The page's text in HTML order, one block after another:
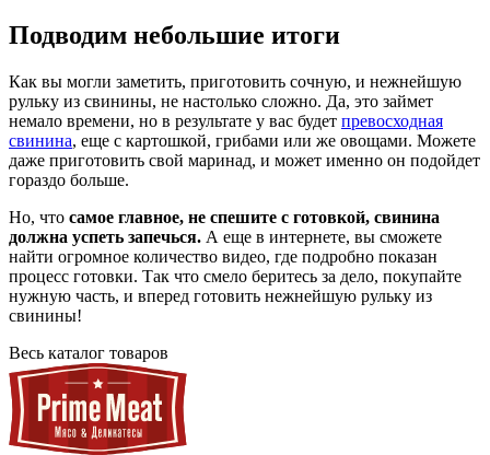
Подводим небольшие итоги
Как вы могли заметить, приготовить сочную, и нежнейшую
рульку из свинины, не настолько сложно. Да, это займет
немало времени, но в результате у вас будет превосходная
свинина, еще с картошкой, грибами или же овощами. Можете
даже приготовить свой маринад, и может именно он подойдет
гораздо больше.
Но, что самое главное, не спешите с готовкой, свинина
должна успеть запечься. А еще в интернете, вы сможете
найти огромное количество видео, где подробно показан
процесс готовки. Так что смело беритесь за дело, покупайте
нужную часть, и вперед готовить нежнейшую рульку из
свинины!
Весь каталог товаров